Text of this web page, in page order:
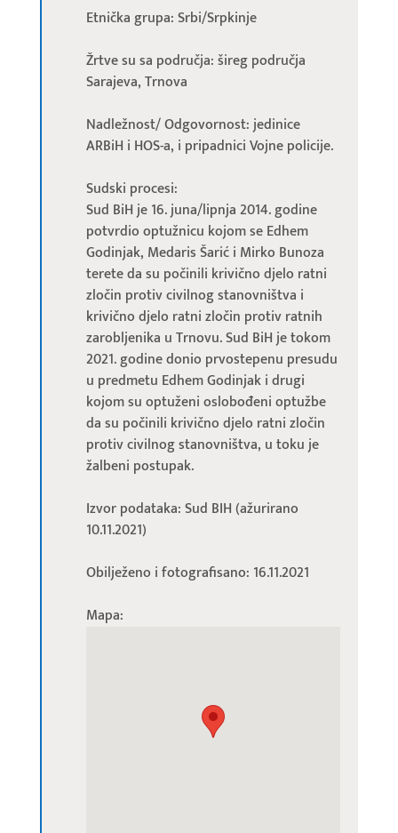
Etnička grupa: Srbi/Srpkinje
Žrtve su sa područja: šireg područja
Sarajeva, Trnova
Nadležnost/ Odgovornost: jedinice
ARBiH i HOS-a, i pripadnici Vojne policije.
Sudski procesi:
Sud BiH je 16. juna/lipnja 2014. godine
potvrdio optužnicu kojom se Edhem
Godinjak, Medaris Šarić i Mirko Bunoza
terete da su počinili krivično djelo ratni
zločin protiv civilnog stanovništva i
krivično djelo ratni zločin protiv ratnih
zarobljenika u Trnovu. Sud BiH je tokom
2021. godine donio prvostepenu presudu
u predmetu Edhem Godinjak i drugi
kojom su optuženi oslobođeni optužbe
da su počinili krivično djelo ratni zločin
protiv civilnog stanovništva, u toku je
žalbeni postupak.
Izvor podataka: Sud BIH (ažurirano
10.11.2021)
Obilježeno i fotografisano: 16.11.2021
Mapa: